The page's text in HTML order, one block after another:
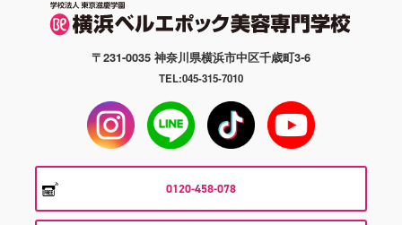
〒231-0035 神奈川県横浜市中区千歳町3-6
TEL:045-315-7010
0120-458-078